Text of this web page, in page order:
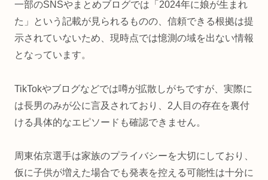
一部のSNSやまとめブログでは「2024年に娘が生まれ
た」という記載が見られるものの、信頼できる根拠は提
示されていないため、現時点では憶測の域を出ない情報
となっています。
TikTokやブログなどでは噂が拡散しがちですが、実際に
は長男のみが公に言及されており、2人目の存在を裏付
ける具体的なエピソードも確認できません。
周東佑京選手は家族のプライバシーを大切にしており、
仮に子供が増えた場合でも発表を控える可能性は十分に